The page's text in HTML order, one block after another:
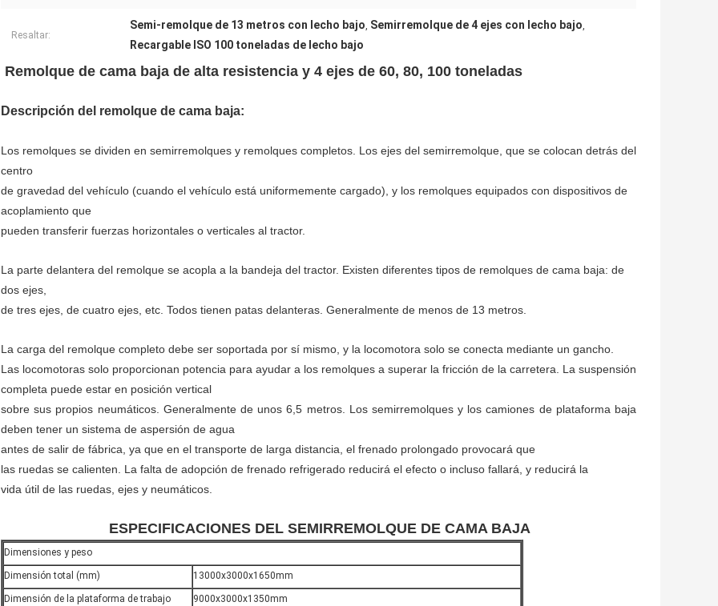
Resaltar:
Semi-remolque de 13 metros con lecho bajo, Semirremolque de 4 ejes con lecho bajo,
Recargable ISO 100 toneladas de lecho bajo
Remolque de cama baja de alta resistencia y 4 ejes de 60, 80, 100 toneladas
Descripción del remolque de cama baja:
Los remolques se dividen en semirremolques y remolques completos. Los ejes del semirremolque, que se colocan detrás del
centro
de gravedad del vehículo (cuando el vehículo está uniformemente cargado), y los remolques equipados con dispositivos de
acoplamiento que
pueden transferir fuerzas horizontales o verticales al tractor.
La parte delantera del remolque se acopla a la bandeja del tractor. Existen diferentes tipos de remolques de cama baja: de
dos ejes,
de tres ejes, de cuatro ejes, etc. Todos tienen patas delanteras. Generalmente de menos de 13 metros.
La carga del remolque completo debe ser soportada por sí mismo, y la locomotora solo se conecta mediante un gancho.
Las locomotoras solo proporcionan potencia para ayudar a los remolques a superar la fricción de la carretera. La suspensión
completa puede estar en posición vertical
sobre sus propios neumáticos. Generalmente de unos 6,5 metros. Los semirremolques y los camiones de plataforma baja
deben tener un sistema de aspersión de agua
antes de salir de fábrica, ya que en el transporte de larga distancia, el frenado prolongado provocará que
las ruedas se calienten. La falta de adopción de frenado refrigerado reducirá el efecto o incluso fallará, y reducirá la
vida útil de las ruedas, ejes y neumáticos.
ESPECIFICACIONES DEL SEMIRREMOLQUE DE CAMA BAJA
Dimensiones y peso
Dimensión total (mm) 13000x3000x1650mm
Dimensión de la plataforma de trabajo
9000x3000x1350mm